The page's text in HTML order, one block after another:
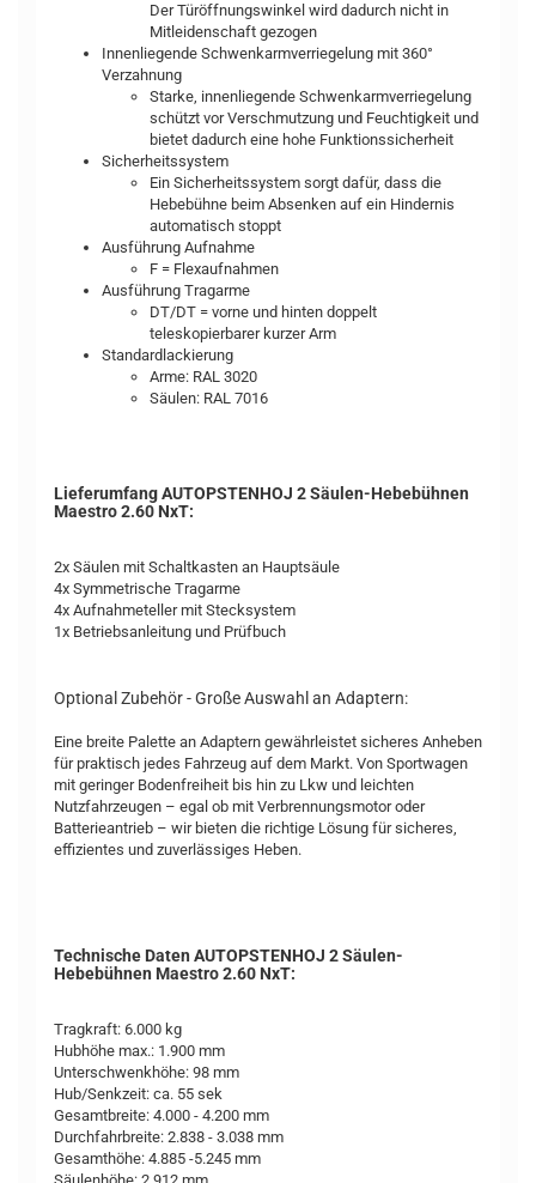
Der Türöffnungswinkel wird dadurch nicht in
Mitleidenschaft gezogen
Innenliegende Schwenkarmverriegelung mit 360°
Verzahnung
Starke, innenliegende Schwenkarmverriegelung
schützt vor Verschmutzung und Feuchtigkeit und
bietet dadurch eine hohe Funktionssicherheit
Sicherheitssystem
Ein Sicherheitssystem sorgt dafür, dass die
Hebebühne beim Absenken auf ein Hindernis
automatisch stoppt
Ausführung Aufnahme
F = Flexaufnahmen
Ausführung Tragarme
DT/DT = vorne und hinten doppelt
teleskopierbarer kurzer Arm
Standardlackierung
Arme: RAL 3020
Säulen: RAL 7016
Lieferumfang AUTOPSTENHOJ 2 Säulen-Hebebühnen
Maestro 2.60 NxT:
2x Säulen mit Schaltkasten an Hauptsäule
4x Symmetrische Tragarme
4x Aufnahmeteller mit Stecksystem
1x Betriebsanleitung und Prüfbuch
Optional Zubehör - Große Auswahl an Adaptern:
Eine breite Palette an Adaptern gewährleistet sicheres Anheben
für praktisch jedes Fahrzeug auf dem Markt. Von Sportwagen
mit geringer Bodenfreiheit bis hin zu Lkw und leichten
Nutzfahrzeugen – egal ob mit Verbrennungsmotor oder
Batterieantrieb – wir bieten die richtige Lösung für sicheres,
effizientes und zuverlässiges Heben.
Technische Daten AUTOPSTENHOJ 2 Säulen-
Hebebühnen Maestro 2.60 NxT:
Tragkraft: 6.000 kg
Hubhöhe max.: 1.900 mm
Unterschwenkhöhe: 98 mm
Hub/Senkzeit: ca. 55 sek
Gesamtbreite: 4.000 - 4.200 mm
Durchfahrbreite: 2.838 - 3.038 mm
Gesamthöhe: 4.885 -5.245 mm